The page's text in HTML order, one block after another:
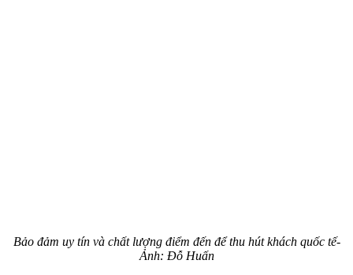
Bảo đảm uy tín và chất lượng điểm đến để thu hút khách quốc tế-
Ảnh: Đỗ Huấn